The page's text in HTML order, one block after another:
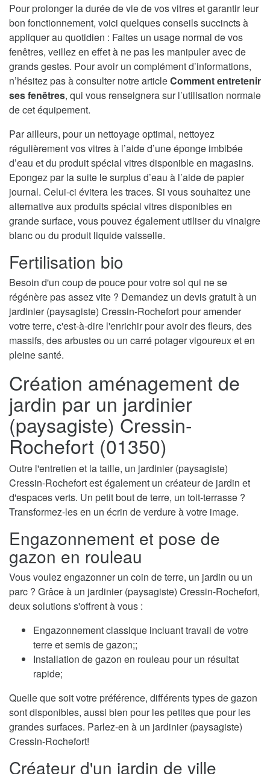
Pour prolonger la durée de vie de vos vitres et garantir leur
bon fonctionnement, voici quelques conseils succincts à
appliquer au quotidien : Faites un usage normal de vos
fenêtres, veillez en effet à ne pas les manipuler avec de
grands gestes. Pour avoir un complément d’informations,
n’hésitez pas à consulter notre articleComment entretenir
ses fenêtres, qui vous renseignera sur l’utilisation normale
de cet équipement.
Par ailleurs, pour un nettoyage optimal, nettoyez
régulièrement vos vitres à l’aide d’une éponge imbibée
d’eau et du produit spécial vitres disponible en magasins.
Epongez par la suite le surplus d’eau à l’aide de papier
journal. Celui-ci évitera les traces. Si vous souhaitez une
alternative aux produits spécial vitres disponibles en
grande surface, vous pouvez également utiliser du vinaigre
blanc ou du produit liquide vaisselle.
Fertilisation bio
Besoin d'un coup de pouce pour votre sol qui ne se
régénère pas assez vite ? Demandez un devis gratuit à un
jardinier (paysagiste) Cressin-Rochefort pour amender
votre terre, c'est-à-dire l'enrichir pour avoir des fleurs, des
massifs, des arbustes ou un carré potager vigoureux et en
pleine santé.
Création aménagement de
jardin par un jardinier
(paysagiste) Cressin-
Rochefort (01350)
Outre l'entretien et la taille, un jardinier (paysagiste)
Cressin-Rochefort est également un créateur de jardin et
d'espaces verts. Un petit bout de terre, un toit-terrasse ?
Transformez-les en un écrin de verdure à votre image.
Engazonnement et pose de
gazon en rouleau
Vous voulez engazonner un coin de terre, un jardin ou un
parc ? Grâce à un jardinier (paysagiste) Cressin-Rochefort,
deux solutions s'offrent à vous :
Engazonnement classique incluant travail de votre
terre et semis de gazon;;
Installation de gazon en rouleau pour un résultat
rapide;
Quelle que soit votre préférence, différents types de gazon
sont disponibles, aussi bien pour les petites que pour les
grandes surfaces. Parlez-en à un jardinier (paysagiste)
Cressin-Rochefort!
Créateur d'un jardin de ville